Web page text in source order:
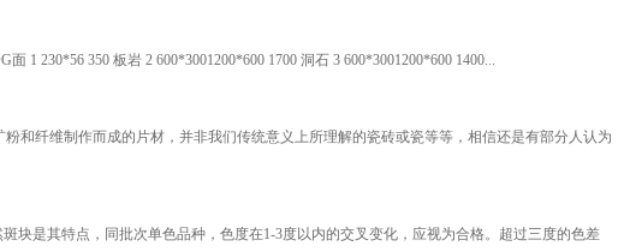
230*56 350 板岩 2 600*3001200*600 1700 洞石 3 600*3001200*600 1400...
和纤维制作而成的片材，并非我们传统意义上所理解的瓷砖或瓷等等，相信还是有部分人认为
块是其特点，同批次单色品种，色度在1-3度以内的交叉变化，应视为合格。超过三度的色差